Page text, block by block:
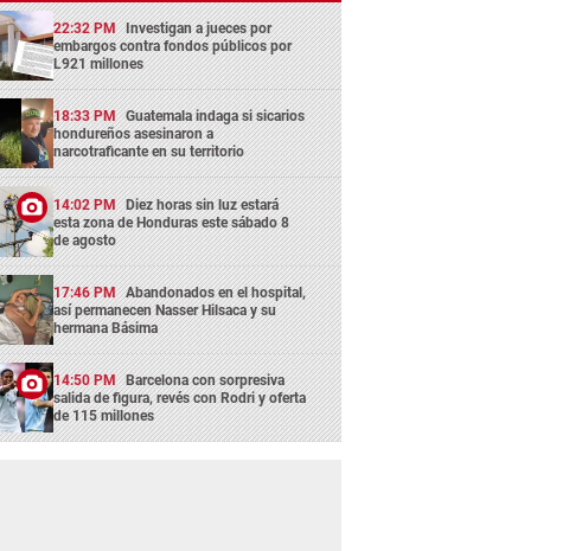
22:32 PM Investigan a jueces por
embargos contra fondos públicos por
L921 millones
18:33 PM Guatemala indaga si sicarios
hondureños asesinaron a
narcotraficante en su territorio
14:02 PM Diez horas sin luz estará
esta zona de Honduras este sábado 8
de agosto
17:46 PM Abandonados en el hospital,
así permanecen Nasser Hilsaca y su
hermana Básima
14:50 PM Barcelona con sorpresiva
salida de figura, revés con Rodri y oferta
de 115 millones